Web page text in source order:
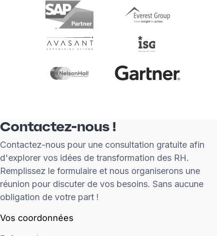
Contactez-nous !
Contactez-nous pour une consultation gratuite afin
d'explorer vos idées de transformation des RH.
Remplissez le formulaire et nous organiserons une
réunion pour discuter de vos besoins. Sans aucune
obligation de votre part !